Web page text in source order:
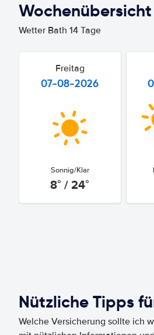
Wetter Bath 14 Tage
Freitag
07-08-2026
Sonnig/Klar
8° / 24°
Nützliche Tipps
Welche Versicherung sollte ich